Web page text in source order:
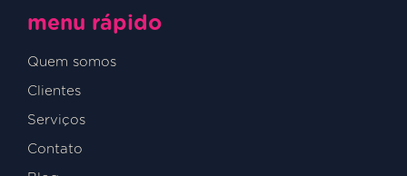
menu rápido
Quem somos
Clientes
Serviços
Contato